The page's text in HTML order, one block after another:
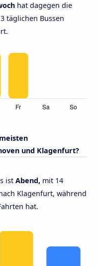
hat dagegen die
täglichen Bussen
und Klagenfurt?
ist Abend, mit 14
Klagenfurt, während
hat.